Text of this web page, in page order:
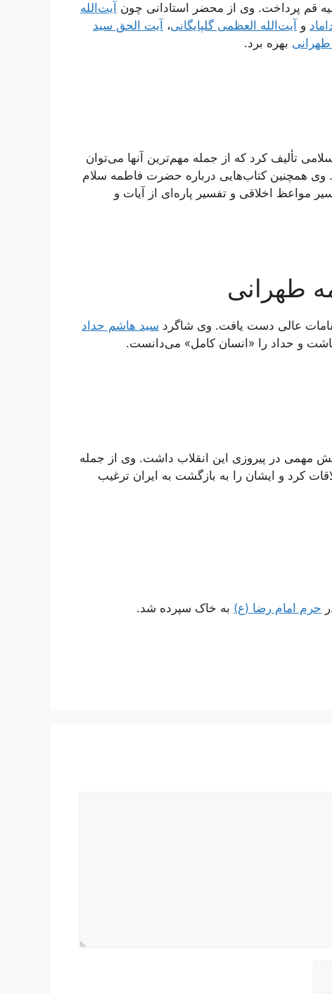
قم پرداخت. وی از محضر استادانی چون آیت‌الله
و آیت‌الله العظمی گلپایگانی، آیت الحق سید
طهرانی بهره برد.
تألیف کرد که از جمله مهم‌ترین آنها می‌توان
وی همچنین کتاب‌هایی درباره حضرت فاطمه سلام
مواعظ اخلاقی و تفسیر پاره‌ای از آیات و
طهرانی
عالی دست یافت. وی شاگرد سید هاشم حداد
و حداد را «انسان کامل» می‌دانست.
مهمی در پیروزی این انقلاب داشت. وی از جمله
کرد و ایشان را به بازگشت به ایران ترغیب
حرم امام رضا (ع) به خاک سپرده شد.